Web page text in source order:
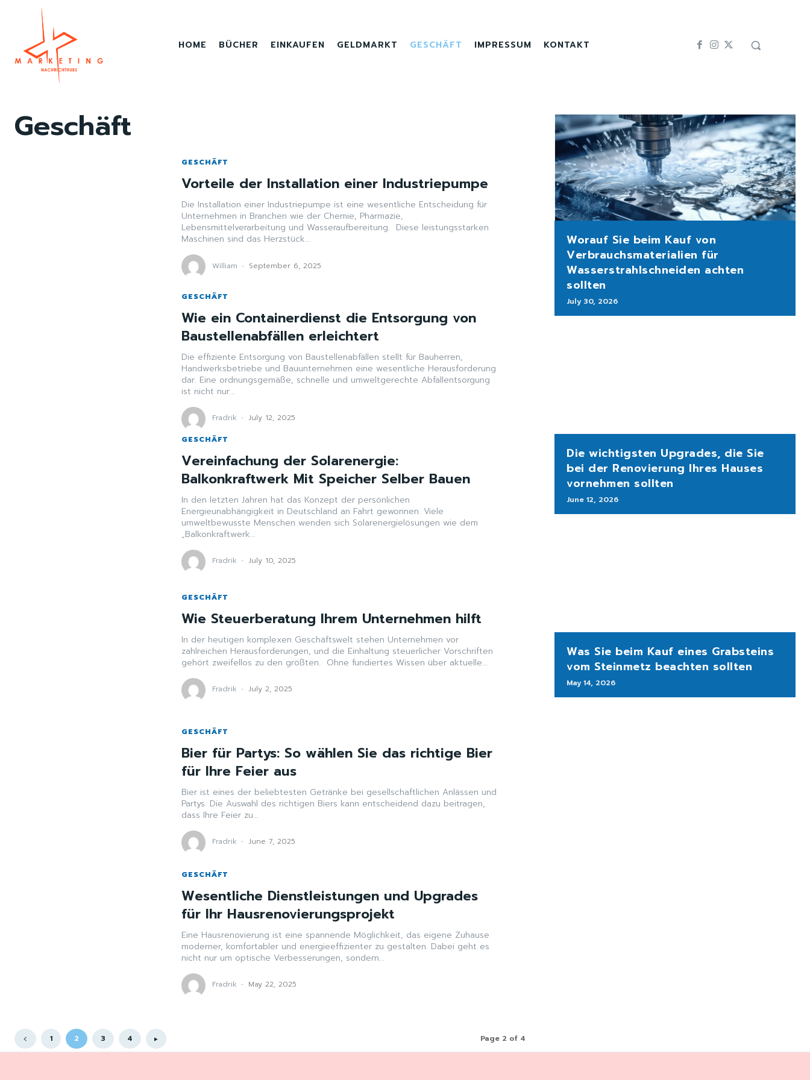
HOME BÜCHER EINKAUFEN GELDMARKT GESCHÄFT IMPRESSUM KONTAKT
Geschäft
GESCHÄFT
Vorteile der Installation einer Industriepumpe
Die Installation einer Industriepumpe ist eine wesentliche Entscheidung für
Unternehmen in Branchen wie der Chemie, Pharmazie,
Lebensmittelverarbeitung und Wasseraufbereitung. Diese leistungsstarken
Maschinen sind das Herzstück...
William - September 6, 2025
GESCHÄFT
Wie ein Containerdienst die Entsorgung von
Baustellenabfällen erleichtert
Die effiziente Entsorgung von Baustellenabfällen stellt für Bauherren,
Handwerksbetriebe und Bauunternehmen eine wesentliche Herausforderung
dar. Eine ordnungsgemäße, schnelle und umweltgerechte Abfallentsorgung
ist nicht nur...
Fradrik - July 12, 2025
GESCHÄFT
Vereinfachung der Solarenergie:
Balkonkraftwerk Mit Speicher Selber Bauen
In den letzten Jahren hat das Konzept der persönlichen
Energieunabhängigkeit in Deutschland an Fahrt gewonnen. Viele
umweltbewusste Menschen wenden sich Solarenergielösungen wie dem
„Balkonkraftwerk...
Fradrik - July 10, 2025
GESCHÄFT
Wie Steuerberatung Ihrem Unternehmen hilft
In der heutigen komplexen Geschäftswelt stehen Unternehmen vor
zahlreichen Herausforderungen, und die Einhaltung steuerlicher Vorschriften
gehört zweifellos zu den größten. Ohne fundiertes Wissen über aktuelle...
Fradrik - July 2, 2025
GESCHÄFT
Bier für Partys: So wählen Sie das richtige Bier
für Ihre Feier aus
Bier ist eines der beliebtesten Getränke bei gesellschaftlichen Anlässen und
Partys. Die Auswahl des richtigen Biers kann entscheidend dazu beitragen,
dass Ihre Feier zu...
Fradrik - June 7, 2025
GESCHÄFT
Wesentliche Dienstleistungen und Upgrades
für Ihr Hausrenovierungsprojekt
Eine Hausrenovierung ist eine spannende Möglichkeit, das eigene Zuhause
moderner, komfortabler und energieeffizienter zu gestalten. Dabei geht es
nicht nur um optische Verbesserungen, sondern...
Fradrik - May 22, 2025
1 2 3 4 Page 2 of 4
Worauf Sie beim Kauf von
Verbrauchsmaterialien für
Wasserstrahlschneiden achten
sollten
July 30, 2026
Die wichtigsten Upgrades, die Sie
bei der Renovierung Ihres Hauses
vornehmen sollten
June 12, 2026
Was Sie beim Kauf eines Grabsteins
vom Steinmetz beachten sollten
May 14, 2026